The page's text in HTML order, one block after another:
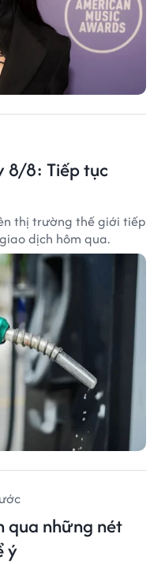
8/8: Tiếp tục
thị trường thế giới tiếp
dịch hôm qua.
qua những nét
ý